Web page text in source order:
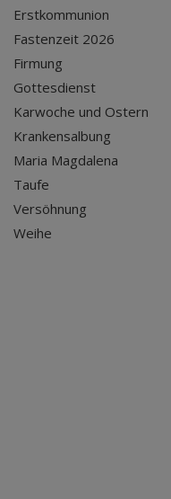
Erstkommunion
Fastenzeit 2026
Firmung
Gottesdienst
Karwoche und Ostern
Krankensalbung
Maria Magdalena
Taufe
Versöhnung
Weihe